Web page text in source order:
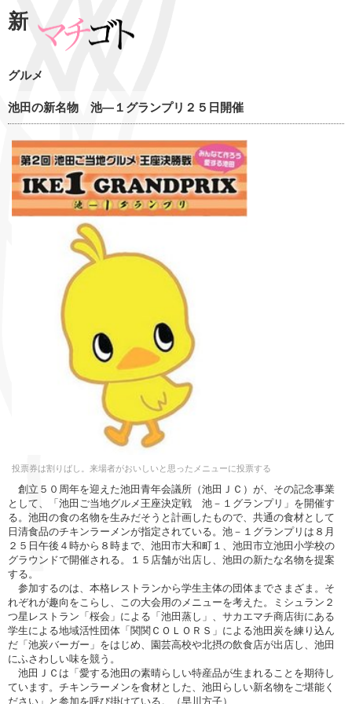
新
グルメ
池田の新名物 池―１グランプリ２５日開催
投票券は割りばし。来場者がおいしいと思ったメニューに投票する
創立５０周年を迎えた池田青年会議所（池田ＪＣ）が、その記念事業
として、「池田ご当地グルメ王座決定戦 池－１グランプリ」を開催す
る。池田の食の名物を生みだそうと計画したもので、共通の食材として
日清食品のチキンラーメンが指定されている。池－１グランプリは８月
２５日午後４時から８時まで、池田市大和町１、池田市立池田小学校の
グラウンドで開催される。１５店舗が出店し、池田の新たな名物を提案
する。
参加するのは、本格レストランから学生主体の団体までさまざま。そ
れぞれが趣向をこらし、この大会用のメニューを考えた。ミシュラン２
つ星レストラン「桜会」による「池田蒸し」、サカエマチ商店街にある
学生による地域活性団体「関関ＣＯＬＯＲＳ」による池田炭を練り込ん
だ「池炭バーガー」をはじめ、園芸高校や北摂の飲食店が出店し、池田
にふさわしい味を競う。
池田ＪＣは「愛する池田の素晴らしい特産品が生まれることを期待し
ています。チキンラーメンを食材とした、池田らしい新名物をご堪能く
ださい」と参加を呼び掛けている。（早川方子）